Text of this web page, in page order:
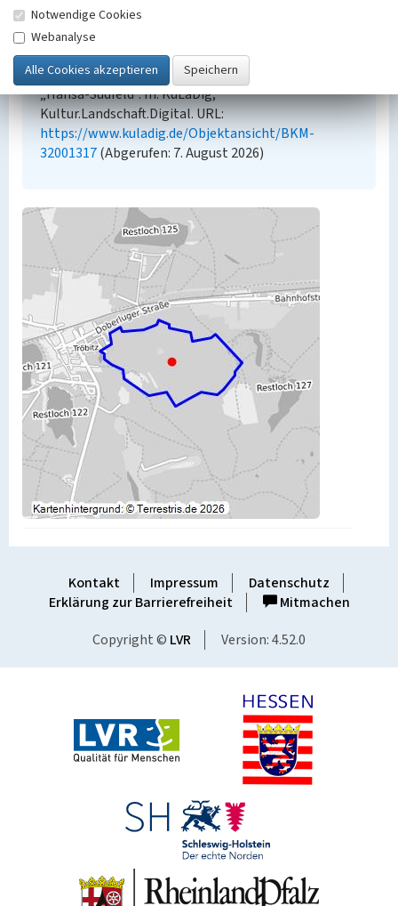
angezeigten Medien unterliegen möglicherweise
zusätzlichen urheberrechtlichen Bedingungen, die
an diesen ausgewiesen sind.
Empfohlene Zitierweise
„Hansa-Südfeld”. In: KuLaDig,
Kultur.Landschaft.Digital. URL:
https://www.kuladig.de/Objektansicht/BKM-
32001317(Abgerufen: 7. August 2026)
Kontakt Impressum
Datenschutz
Erklärung zur Barrierefreiheit
Mitmachen
Copyright © LVR Version: 4.52.0
Notwendige Cookies
Webanalyse